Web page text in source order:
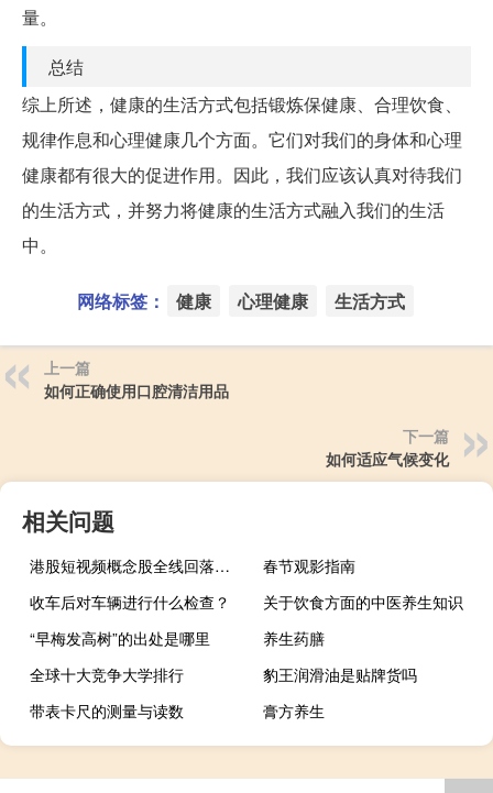
量。
总结
综上所述，健康的生活方式包括锻炼保健康、合理饮食、
规律作息和心理健康几个方面。它们对我们的身体和心理
健康都有很大的促进作用。因此，我们应该认真对待我们
的生活方式，并努力将健康的生活方式融入我们的生活
中。
网络标签： 健康 心理健康 生活方式
上一篇
如何正确使用口腔清洁用品
下一篇
如何适应气候变化
相关问题
港股短视频概念股全线回落微盟集团跌超5%
春节观影指南
收车后对车辆进行什么检查？
关于饮食方面的中医养生知识
“早梅发高树”的出处是哪里
养生药膳
全球十大竞争大学排行
豹王润滑油是贴牌货吗
带表卡尺的测量与读数
膏方养生